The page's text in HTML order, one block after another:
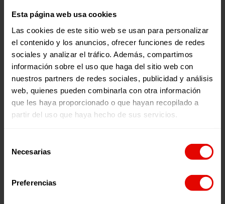
Esta página web usa cookies
Las cookies de este sitio web se usan para personalizar
el contenido y los anuncios, ofrecer funciones de redes
sociales y analizar el tráfico. Además, compartimos
información sobre el uso que haga del sitio web con
nuestros partners de redes sociales, publicidad y análisis
web, quienes pueden combinarla con otra información
que les haya proporcionado o que hayan recopilado a
partir del uso que haya hecho de sus servicios.
Necesarias
Preferencias
Noticia
UNA COLMENA PARA
SUDÁN DEL SUR
28 Julio 2026
Noticia
LA EDUCACIÓN COMO
OPORTUNIDADES PARA